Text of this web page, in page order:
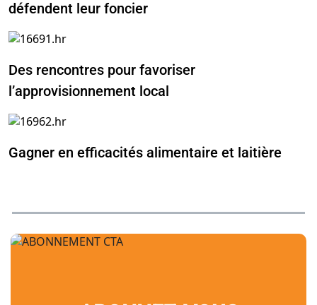
défendent leur foncier
Des rencontres pour favoriser
l’approvisionnement local
Gagner en efficacités alimentaire et laitière